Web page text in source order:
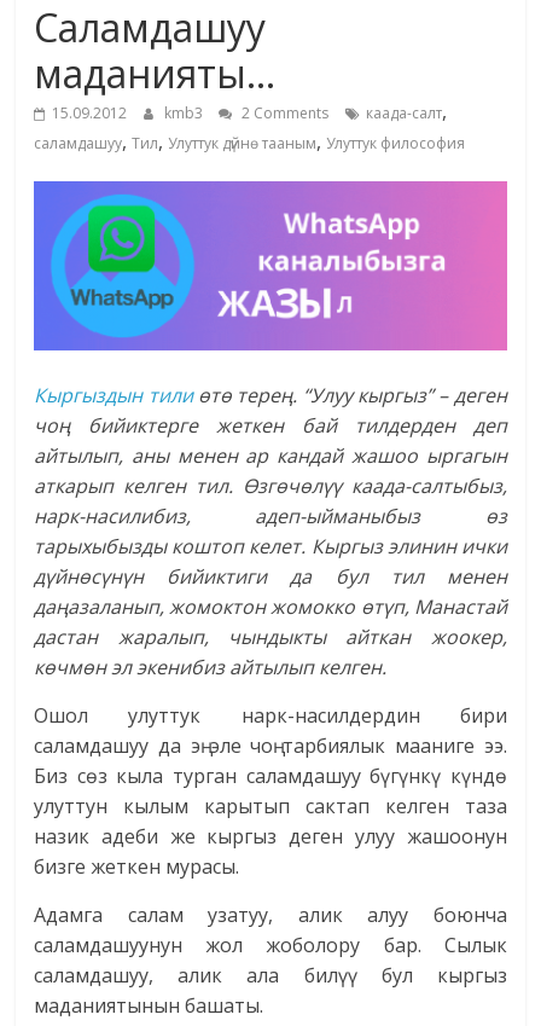
Кыргыз
жана
адабияты
Саламдашуу
маданияты…
15.09.2012 kmb3 2 Comments каада-салт,
саламдашуу,Тил, Улуттук дүйнө тааным, Улуттук философия
Кыргыздын тилиөтө терең. “Улуу кыргыз” – деген
чоң бийиктерге жеткен бай тилдерден деп
айтылып, аны менен ар кандай жашоо ыргагын
аткарып келген тил. Өзгөчөлүү каада-салтыбыз,
нарк-насилибиз, адеп-ыйманыбыз өз
тарыхыбызды коштоп келет. Кыргыз элинин ички
дүйнөсүнүн бийиктиги да бул тил менен
даңазаланып, жомоктон жомокко өтүп, Манастай
дастан жаралып, чындыкты айткан жоокер,
көчмөн эл экенибиз айтылып келген.
Ошол улуттук нарк-насилдердин бири
саламдашуу да эң эле чоң тарбиялык мааниге ээ.
Биз сөз кыла турган саламдашуу бүгүнкү күндө
улуттун кылым карытып сактап келген таза
назик адеби же кыргыз деген улуу жашоонун
бизге жеткен мурасы.
Адамга салам узатуу, алик алуу боюнча
саламдашуунун жол жоболору бар. Сылык
саламдашуу, алик ала билүү бул кыргыз
маданиятынын башаты.